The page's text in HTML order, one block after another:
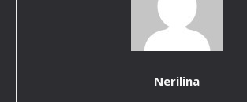
Nerilina